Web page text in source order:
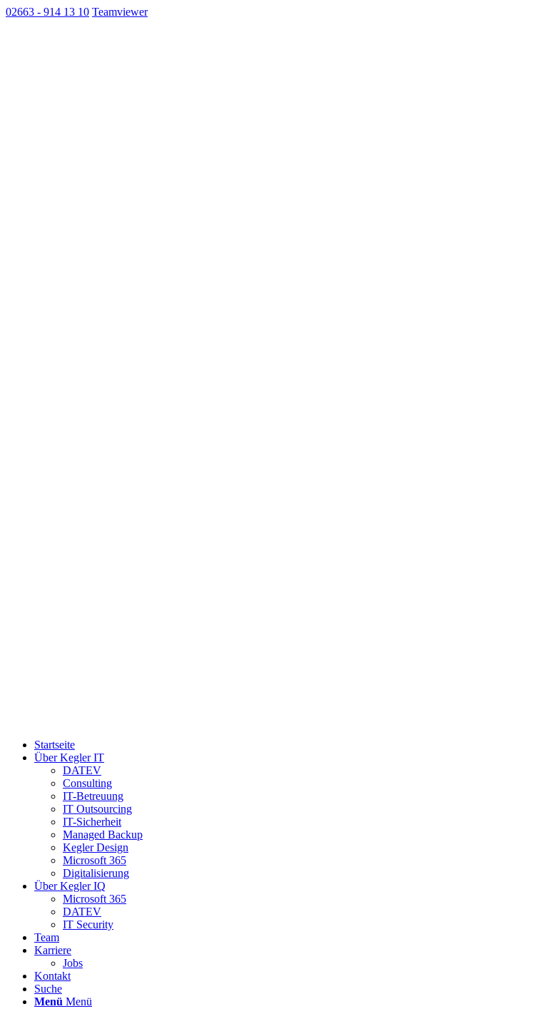
02663 - 914 13 10 Teamviewer
Startseite
Über Kegler IT
DATEV
Consulting
IT-Betreuung
IT Outsourcing
IT-Sicherheit
Managed Backup
Kegler Design
Microsoft 365
Digitalisierung
Über Kegler IQ
Microsoft 365
DATEV
IT Security
Team
Karriere
Jobs
Kontakt
Suche
Menü Menü